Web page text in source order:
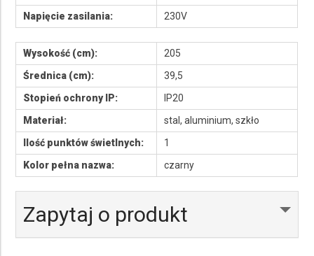
Napięcie zasilania:
230V
Wysokość (cm):
205
Średnica (cm):
39,5
Stopień ochrony IP:
IP20
Materiał:
stal, aluminium, szkło
Ilość punktów świetlnych:
1
Kolor pełna nazwa:
czarny
Zapytaj o produkt